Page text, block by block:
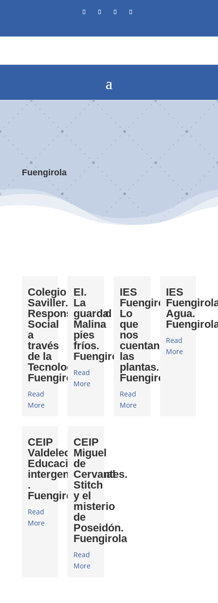
Fuengirola
Colegio
Saviller.
Responsabilidad
Social
a
través
de la
Tecnología.
Fuengirola
Read
More
EI.
La
guarda.
Malina
pies
fríos.
Fuengirola
Read
More
IES
Fuengirola.
Lo
que
nos
cuentan
las
plantas.
Fuengirola
Read
More
IES
Agua.
Read
More
CEIP
Valdelecrín.
Educación
intergeneracional
.
Fuengirola
Read
More
CEIP
Miguel
de
Cervantes.
Stitch
y el
misterio
de
Poseidón.
Fuengirola
Read
More